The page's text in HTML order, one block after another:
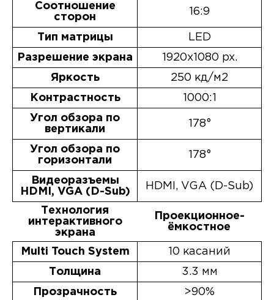
Соотношение
сторон
16:9
Тип матрицы LED
Разрешение экрана 1920х1080 px.
Яркость 250 кд/м2
Контрастность 1000:1
Угол обзора по
вертикали
178°
Угол обзора по
горизонтали
178°
Видеоразъемы
HDMI, VGA (D-Sub)
HDMI, VGA (D-Sub)
Технология
интерактивного
экрана
Проекционное-
ёмкостное
Multi Touch System 10 касаний
Толщина 3.3 мм
Прозрачность >90%